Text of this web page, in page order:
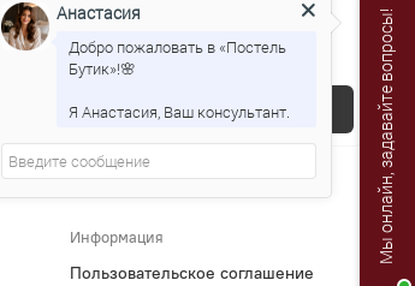
1.7л Tassen Charming белая
В корзину
Информация
Пользовательское соглашение
Мы онлайн, задавайте вопросы!
Анастасия
Добро пожаловать в «Постель
Бутик»!🌸
Я Анастасия, Ваш консультант.